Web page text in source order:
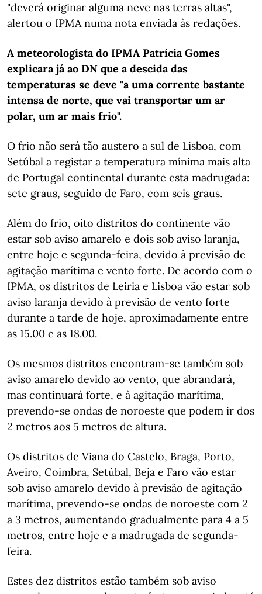
"deverá originar alguma neve nas terras altas",
alertou o IPMA numa nota enviada às redações.
A meteorologista do IPMA Patrícia Gomes
explicara já ao DN que a descida das
temperaturas se deve "a uma corrente bastante
intensa de norte, que vai transportar um ar
polar, um ar mais frio".
O frio não será tão austero a sul de Lisboa, com
Setúbal a registar a temperatura mínima mais alta
de Portugal continental durante esta madrugada:
sete graus, seguido de Faro, com seis graus.
Além do frio, ​​​​​oito distritos do continente vão
estar sob aviso amarelo e dois sob aviso laranja,
entre hoje e segunda-feira, devido à previsão de
agitação marítima e vento forte. De acordo com o
IPMA, os distritos de Leiria e Lisboa vão estar sob
aviso laranja devido à previsão de vento forte
durante a tarde de hoje, aproximadamente entre
as 15.00 e as 18.00.
Os mesmos distritos encontram-se também sob
aviso amarelo devido ao vento, que abrandará,
mas continuará forte, e à agitação marítima,
prevendo-se ondas de noroeste que podem ir dos
2 metros aos 5 metros de altura.
Os distritos de Viana do Castelo, Braga, Porto,
Aveiro, Coimbra, Setúbal, Beja e Faro vão estar
sob aviso amarelo devido à previsão de agitação
marítima, prevendo-se ondas de noroeste com 2
a 3 metros, aumentando gradualmente para 4 a 5
metros, entre hoje e a madrugada de segunda-
feira.
Estes dez distritos estão também sob aviso